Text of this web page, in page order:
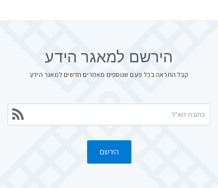
הירשם למאגר הידע
קבל התראה בכל פעם שנוספים מאמרים חדשים למאגר הידע
הירשם